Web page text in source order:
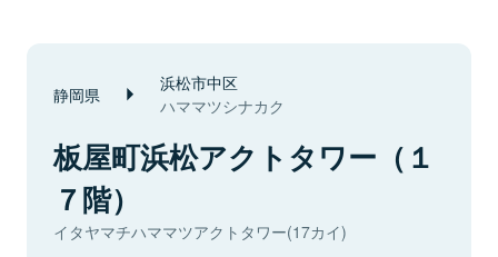
静岡県 浜松市中区
ハママツシナカク
板屋町浜松アクトタワー（１
７階）
イタヤマチハママツアクトタワー(17カイ)